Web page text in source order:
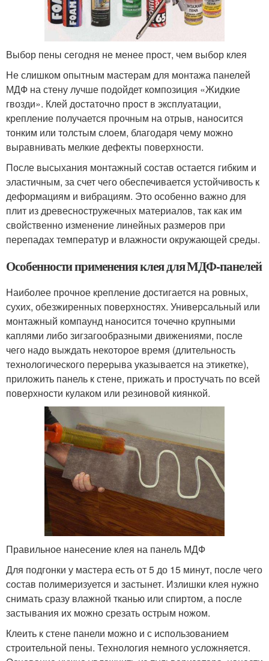
Выбор пены сегодня не менее прост, чем выбор клея
Не слишком опытным мастерам для монтажа панелей
МДФ на стену лучше подойдет композиция «Жидкие
гвозди». Клей достаточно прост в эксплуатации,
крепление получается прочным на отрыв, наносится
тонким или толстым слоем, благодаря чему можно
выравнивать мелкие дефекты поверхности.
После высыхания монтажный состав остается гибким и
эластичным, за счет чего обеспечивается устойчивость к
деформациям и вибрациям. Это особенно важно для
плит из древесностружечных материалов, так как им
свойственно изменение линейных размеров при
перепадах температур и влажности окружающей среды.
Особенности применения клея для МДФ-панелей
Наиболее прочное крепление достигается на ровных,
сухих, обезжиренных поверхностях. Универсальный или
монтажный компаунд наносится точечно крупными
каплями либо зигзагообразными движениями, после
чего надо выждать некоторое время (длительность
технологического перерыва указывается на этикетке),
приложить панель к стене, прижать и простучать по всей
поверхности кулаком или резиновой киянкой.
Правильное нанесение клея на панель МДФ
Для подгонки у мастера есть от 5 до 15 минут, после чего
состав полимеризуется и застынет. Излишки клея нужно
снимать сразу влажной тканью или спиртом, а после
застывания их можно срезать острым ножом.
Клеить к стене панели можно и с использованием
строительной пены. Технология немного усложняется.